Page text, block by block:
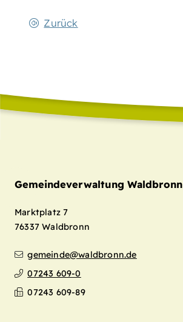
Zurück
Gemeindeverwaltung Waldbronn
Marktplatz 7
76337 Waldbronn
gemeinde@waldbronn.de
07243 609-0
07243 609-89